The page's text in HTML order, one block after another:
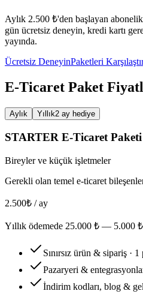
Aylık 2.500 ₺'den başlayan
gün ücretsiz deneyin, kredi kartı
yayında.
Ücretsiz DeneyinPaketleri
E-Ticaret Paket
Aylık Yıllık2 ay hediye
STARTER E-Ticaret Paketi
Bireyler ve küçük işletmeler
Gerekli olan temel e-ticaret
2.500₺ / ay
Yıllık ödemede 25.000 ₺ — 5.000
Sınırsız ürün & sipariş · 1
Pazaryeri &
İndirim kodları, blog &